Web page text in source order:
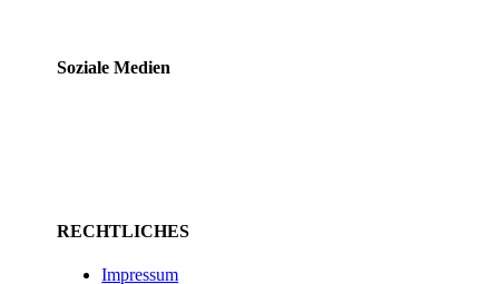
Soziale Medien
RECHTLICHES
Impressum